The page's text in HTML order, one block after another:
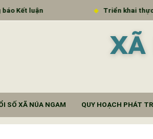
luận Triển khai thực hiện
XÃ
SỐ XÃ NÚA NGAM QUY HOẠCH PHÁT